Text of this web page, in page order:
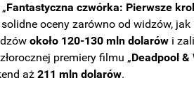
Fantastyczna czwórka: Pierwsze
oceny zarówno od widzów,
około 120-130 mln dolarów i
premiery filmu „Deadpool &
aż211 mln dolarów.